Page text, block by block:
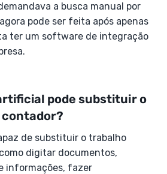
a busca manual por
pode ser feita após apenas
ter um software de integração
pode substituir o
de substituir o trabalho
digitar documentos,
informações, fazer